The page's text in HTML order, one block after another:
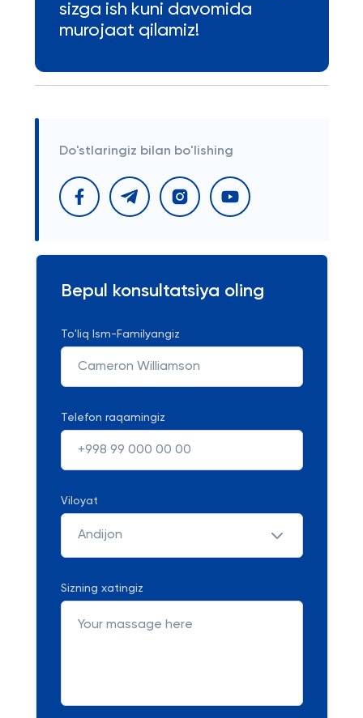
sizga ish kuni davomida
murojaat qilamiz!
Do'stlaringiz bilan bo'lishing
Bepul konsultatsiya oling
To'liq Ism-Familyangiz
Telefon raqamingiz
Viloyat
Andijon
Sizning xatingiz